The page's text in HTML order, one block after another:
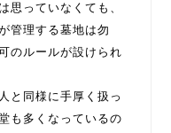
思っていなくても、
管理する墓地は勿
のルールが設けられ
と同様に手厚く扱っ
も多くなっているの